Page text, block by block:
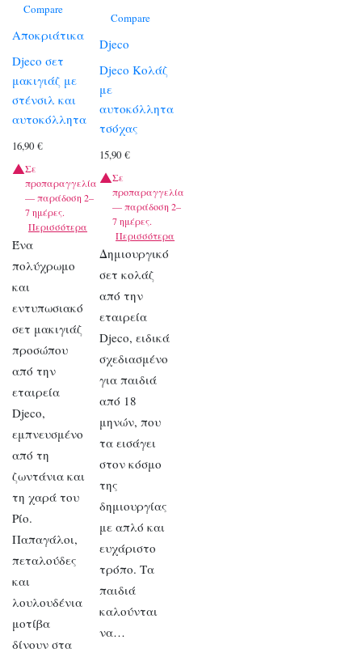
Compare
Αποκριάτικα
Djeco σετ
μακιγιάζ με
στένσιλ και
αυτοκόλλητα
16,90 €
Σε
προπαραγγελία
— παράδοση 2–
7 ημέρες.
Περισσότερα
Ένα
πολύχρωμο
και
εντυπωσιακό
σετ μακιγιάζ
προσώπου
από την
εταιρεία
Djeco,
εμπνευσμένο
από τη
ζωντάνια και
τη χαρά του
Ρίο.
Παπαγάλοι,
πεταλούδες
και
λουλουδένια
μοτίβα
δίνουν στα
Compare
Djeco
Djeco Κολάζ
με
αυτοκόλλητα
τσόχας
15,90€
Σε
προπαραγγελία
— παράδοση 2–
7 ημέρες.
Περισσότερα
Δημιουργικό
σετ κολάζ
από την
εταιρεία
Djeco, ειδικά
σχεδιασμένο
για παιδιά
από 18
μηνών, που
τα εισάγει
στον κόσμο
της
δημιουργίας
με απλό και
ευχάριστο
τρόπο. Τα
παιδιά
καλούνται
να…